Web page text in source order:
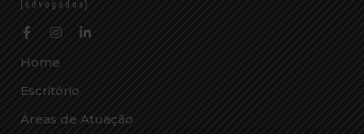
Home
Escritório
Áreas de Atuação